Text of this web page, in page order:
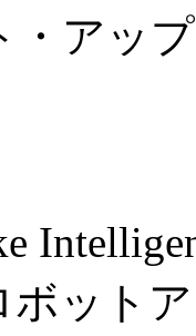
・アッ
ット